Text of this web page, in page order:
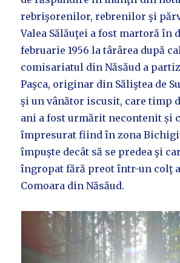
rebrişorenilor, rebrenilor şi
Valea Sălăuţei a fost martoră în
februarie 1956 la târârea după
comisariatul din Năsăud a
Paşca, originar din Săliştea de
şi un vânător iscusit, care timp
ani a fost urmărit necontenit și
împresurat fiind în zona
împuşte decât să se predea şi
îngropat fără preot într-un colţ
Comoara din Năsăud.